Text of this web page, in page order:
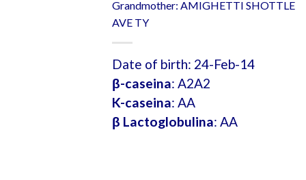
Grandmother: AMIGHETTI SHOTTLE
AVE TY
Date of birth: 24-Feb-14
β-caseina: A2A2
K-caseina: AA
β Lactoglobulina: AA